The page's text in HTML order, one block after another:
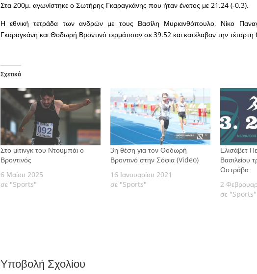
Στα 200μ. αγωνίστηκε ο Σωτήρης Γκαραγκάνης που ήταν ένατος με 21.24 (-0,3).
Η εθνική τετράδα των ανδρών με τους Βασίλη Μυριανθόπουλο, Νίκο
Γκαραγκάνη και Θοδωρή Βροντινό τερμάτισαν σε 39.52 και κατέλαβαν την
Σχετικά
Στο μίτινγκ του Ντουμπάι ο
Βροντινός
6 Μαΐου 2025
σε "Sports"
3η θέση για τον Θοδωρή
Βροντινό στην Σόφια (Video)
16 Ιανουαρίου 2021
σε "Sports"
Ελισάβετ
Βασιλείου
Οστράβα
2
σε "Sports"
Υποβολή Σχολίου